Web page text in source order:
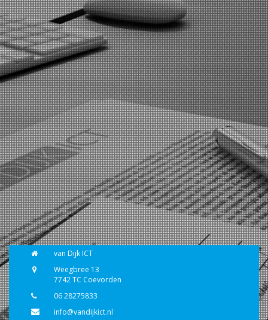
van Dijk ICT
Weegbree 13
7742 TC Coevorden
06 28275833
info@vandijkict.nl